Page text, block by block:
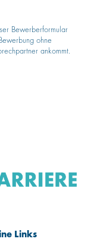
Bewerberformular
ohne
ankommt.
Links